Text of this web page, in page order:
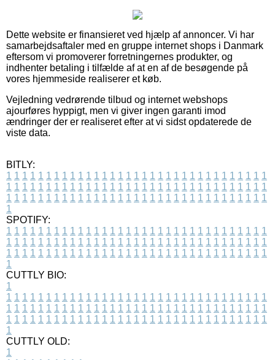
Dette website er finansieret ved hjælp af annoncer. Vi har
samarbejdsaftaler med en gruppe internet shops i Danmark
eftersom vi promoverer forretningernes produkter, og
indhenter betaling i tilfælde af at en af de besøgende på
vores hjemmeside realiserer et køb.
Vejledning vedrørende tilbud og internet webshops
ajourføres hyppigt, men vi giver ingen garanti imod
ændringer der er realiseret efter at vi sidst opdaterede de
viste data.
BITLY:
1 1 1 1 1 1 1 1 1 1 1 1 1 1 1 1 1 1 1 1 1 1 1 1 1 1 1 1 1 1 1 1 1
1 1 1 1 1 1 1 1 1 1 1 1 1 1 1 1 1 1 1 1 1 1 1 1 1 1 1 1 1 1 1 1 1
1 1 1 1 1 1 1 1 1 1 1 1 1 1 1 1 1 1 1 1 1 1 1 1 1 1 1 1 1 1 1 1 1
1
SPOTIFY:
1 1 1 1 1 1 1 1 1 1 1 1 1 1 1 1 1 1 1 1 1 1 1 1 1 1 1 1 1 1 1 1 1
1 1 1 1 1 1 1 1 1 1 1 1 1 1 1 1 1 1 1 1 1 1 1 1 1 1 1 1 1 1 1 1 1
1 1 1 1 1 1 1 1 1 1 1 1 1 1 1 1 1 1 1 1 1 1 1 1 1 1 1 1 1 1 1 1 1
1
CUTTLY BIO:
1
1 1 1 1 1 1 1 1 1 1 1 1 1 1 1 1 1 1 1 1 1 1 1 1 1 1 1 1 1 1 1 1 1
1 1 1 1 1 1 1 1 1 1 1 1 1 1 1 1 1 1 1 1 1 1 1 1 1 1 1 1 1 1 1 1 1
1 1 1 1 1 1 1 1 1 1 1 1 1 1 1 1 1 1 1 1 1 1 1 1 1 1 1 1 1 1 1 1 1
1
CUTTLY OLD:
1